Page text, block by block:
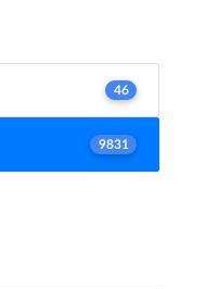
46
9831